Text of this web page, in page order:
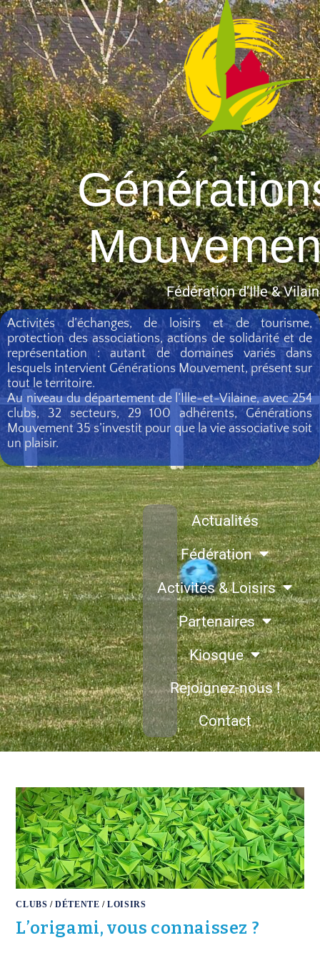
Fédération d’Ille &
Activités d’échanges, de loisirs et de tourisme,
protection des associations, actions de solidarité et de
représentation : autant de domaines variés dans
lesquels intervient Générations Mouvement, présent sur
tout le territoire.
Au niveau du département de l’Ille-et-Vilaine, avec 254
clubs, 32 secteurs, 29 100 adhérents, Générations
Mouvement 35 s’investit pour que la vie associative soit
un plaisir.
Actualités
Fédération
Activités & Loisirs
Partenaires
Kiosque
Rejoignez-nous !
Contact
CLUBS /DÉTENTE /LOISIRS
L’origami, vous connaissez ?